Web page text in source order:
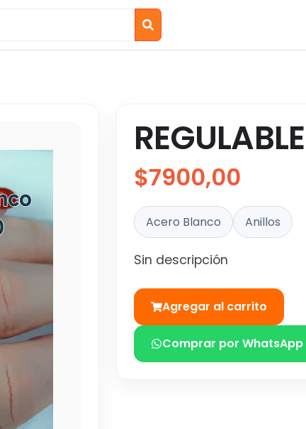
REGULABLE
$7900,00
Acero Blanco Anillos
Sin descripción
Agregar al carrito
Comprar por WhatsApp